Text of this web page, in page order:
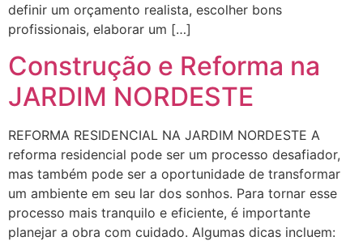
definir um orçamento realista, escolher bons
profissionais, elaborar um […]
Construção e Reforma na
JARDIM NORDESTE
REFORMA RESIDENCIAL NA JARDIM NORDESTE A
reforma residencial pode ser um processo desafiador,
mas também pode ser a oportunidade de transformar
um ambiente em seu lar dos sonhos. Para tornar esse
processo mais tranquilo e eficiente, é importante
planejar a obra com cuidado. Algumas dicas incluem: